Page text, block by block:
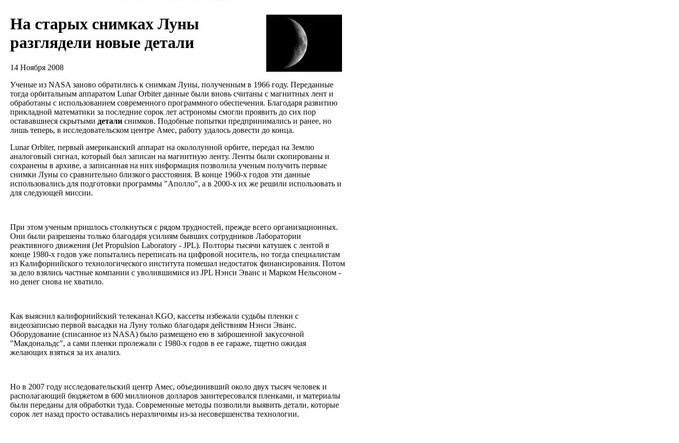
На старых снимках Луны
разглядели новые детали
14 Ноября 2008
Ученые из NASA заново обратились к снимкам Луны, полученным в 1966 году. Переданные
тогда орбитальным аппаратом Lunar Orbiter данные были вновь считаны с магнитных лент и
обработаны с использованием современного программного обеспечения. Благодаря развитию
прикладной математики за последние сорок лет астрономы смогли проявить до сих пор
остававшиеся скрытыми детали снимков. Подобные попытки предпринимались и ранее, но
лишь теперь, в исследовательском центре Амес, работу удалось довести до конца.
Lunar Orbiter, первый американский аппарат на окололунной орбите, передал на Землю
аналоговый сигнал, который был записан на магнитную ленту. Ленты были скопированы и
сохранены в архиве, а записанная на них информация позволила ученым получить первые
снимки Луны со сравнительно близкого расстояния. В конце 1960-х годов эти данные
использовались для подготовки программы "Аполло", а в 2000-х их же решили использовать и
для следующей миссии.
При этом ученым пришлось столкнуться с рядом трудностей, прежде всего организационных.
Они были разрешены только благодаря усилиям бывших сотрудников Лаборатории
реактивного движения (Jet Propulsion Laboratory - JPL). Полторы тысячи катушек с лентой в
конце 1980-х годов уже попытались переписать на цифровой носитель, но тогда специалистам
из Калифорнийского технологического института помешал недостаток финансирования. Потом
за дело взялись частные компании с уволившимися из JPL Нэнси Эванс и Марком Нельсоном -
но денег снова не хватило.
Как выяснил калифорнийский телеканал KGO, кассеты избежали судьбы пленки с
видеозаписью первой высадки на Луну только благодаря действиям Нэнси Эванс.
Оборудование (списанное из NASA) было размещено ею в заброшенной закусочной
"Макдональдс", а сами пленки пролежали с 1980-х годов в ее гараже, тщетно ожидая
желающих взяться за их анализ.
Но в 2007 году исследовательский центр Амес, объединивший около двух тысяч человек и
располагающий бюджетом в 600 миллионов долларов заинтересовался пленками, и материалы
были переданы для обработки туда. Современные методы позволили выявить детали, которые
сорок лет назад просто оставались неразличимы из-за несовершенства технологии.